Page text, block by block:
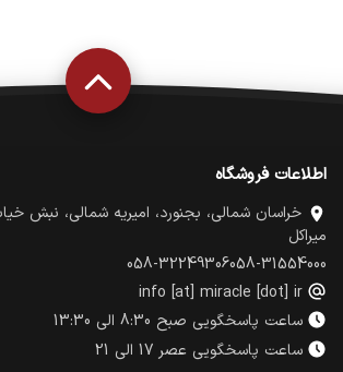
اطلاعات فروشگاه
خراسان شمالی، بجنورد، امیریه شمالی، نبش
میراکل
058-31554000
058-32249306
info [at] miracle [dot] ir
ساعت پاسخگویی صبح 8:30 الی 13:30
ساعت پاسخگویی عصر 17 الی 21